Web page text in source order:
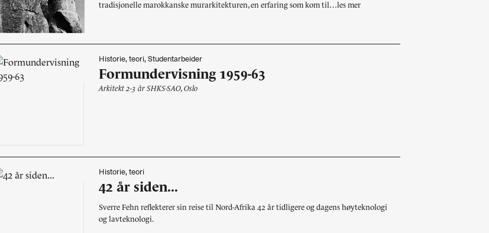
tradisjonelle marokkanske murarkitekturen, en erfaring som kom til…les mer
Historie, teori, Studentarbeider
Formundervisning 1959-63
Arkitekt 2-3 år SHKS-SAO, Oslo
Historie, teori
42 år siden...
Sverre Fehn reflekterer sin reise til Nord-Afrika 42 år tidligere og dagens høyteknologi
og lavteknologi.